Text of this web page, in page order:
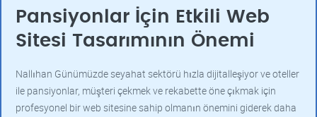
Pansiyonlar İçin Etkili Web
Sitesi Tasarımının Önemi
Nallıhan Günümüzde seyahat sektörü hızla dijitalleşiyor ve oteller
ile pansiyonlar, müşteri çekmek ve rekabette öne çıkmak için
profesyonel bir web sitesine sahip olmanın önemini giderek daha